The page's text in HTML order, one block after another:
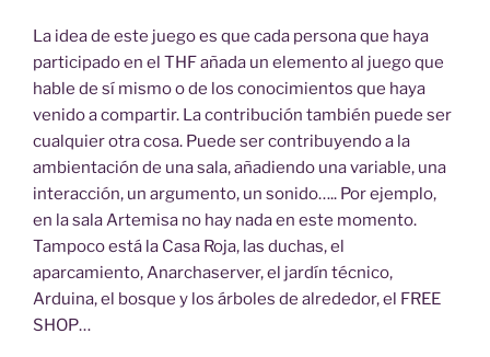
La idea de este juego es que cada persona que haya
participado en el THF añada un elemento al juego que
hable de sí mismo o de los conocimientos que haya
venido a compartir. La contribución también puede ser
cualquier otra cosa. Puede ser contribuyendo a la
ambientación de una sala, añadiendo una variable, una
interacción, un argumento, un sonido….. Por ejemplo,
en la sala Artemisa no hay nada en este momento.
Tampoco está la Casa Roja, las duchas, el
aparcamiento, Anarchaserver, el jardín técnico,
Arduina, el bosque y los árboles de alrededor, el FREE
SHOP…